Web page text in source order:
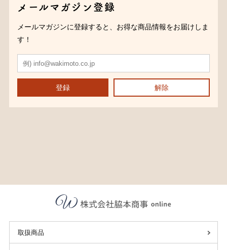
メールマガジン登録
メールマガジンに登録すると、お得な商品情報をお届けしま
す！
登録 解除
取扱商品